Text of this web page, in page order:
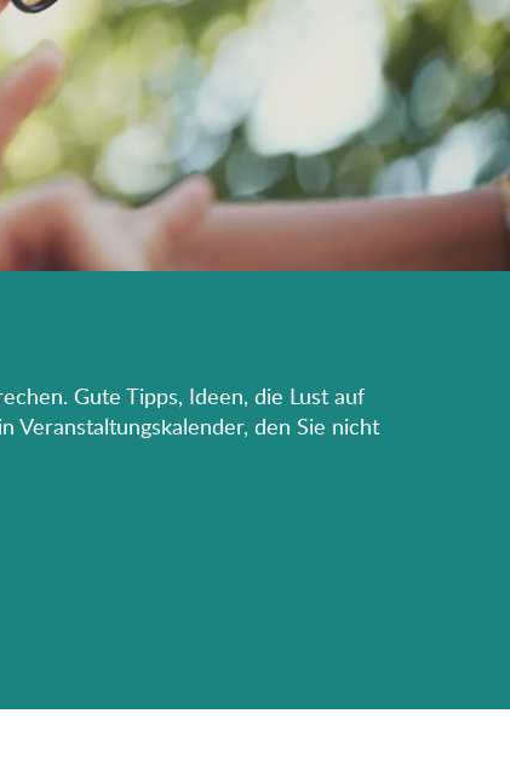
Gute Tipps, Ideen, die Lust auf
Veranstaltungskalender, den Sie nicht